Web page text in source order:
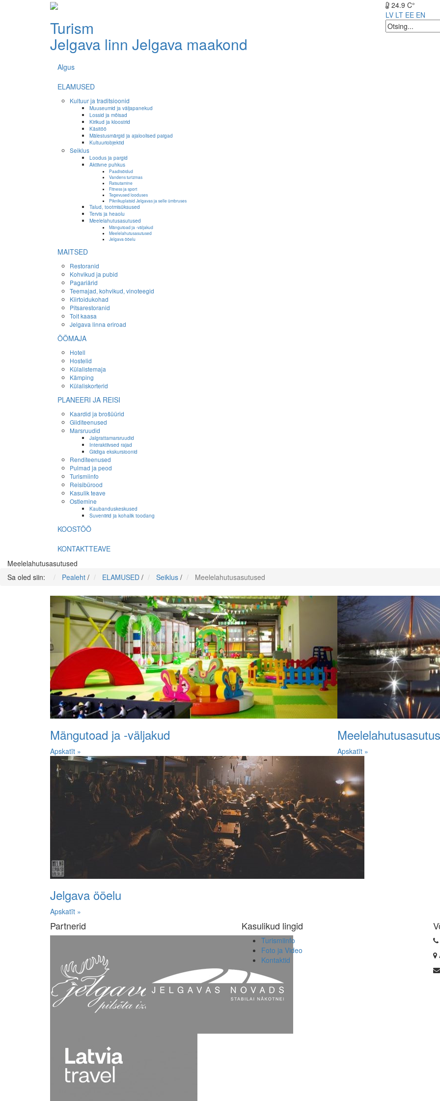
Turism
Jelgava linn Jelgava maakond
24.9 C°
LV LT EE EN
Algus
ELAMUSED
Kultuur ja traditsioonid
Muuseumid ja väljapanekud
Lossid ja mõisad
Kirikud ja kloostrid
Käsitöö
Mälestusmärgid ja ajaloolised paigad
Kultuuriobjektid
Seiklus
Loodus ja pargid
Aktiivne puhkus
Paadisõidud
Vandens turizmas
Ratsutamine
Fitness ja sport
Tegevused looduses
Piknikuplatsid Jelgavas ja selle ümbruses
Talud, tootmisüksused
Tervis ja heaolu
Meelelahutusasutused
Mängutoad ja -väljakud
Meelelahutusasutused
Jelgava ööelu
MAITSED
Restoranid
Kohvikud ja pubid
Pagariärid
Teemajad, kohvikud, vinoteegid
Kiirtoidukohad
Pitsarestoranid
Toit kaasa
Jelgava linna eriroad
ÖÖMAJA
Hotell
Hostelid
Külalistemaja
Kämping
Külaliskorterid
PLANEERI JA REISI
Kaardid ja brošüürid
Giiditeenused
Marsruudid
Jalgrattamarsruudid
Interaktiivsed rajad
Giidiga ekskursioonid
Renditeenused
Pulmad ja peod
Turismiinfo
Reisibürood
Kasulik teave
Ostlemine
Kaubanduskeskused
Suveniirid ja kohalik toodang
KOOSTÖÖ
KONTAKTTEAVE
Meelelahutusasutused
Sa oled siin:
Pealeht / ELAMUSED / Seiklus / Meelelahutusasutused
Mängutoad ja -väljakud
Apskatīt » Apskatīt »
Jelgava ööelu
Apskatīt »
Partnerid Kasulikud lingid
Turismiinfo
Foto ja Video
Kontaktid